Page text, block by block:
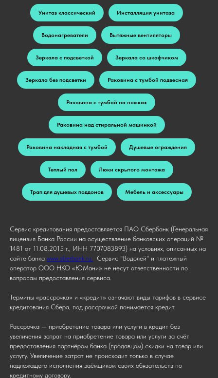
Унитаз классический Инсталляция унитаза
Водонагреватели Вытяжные вентиляторы
Зеркала с подсветкой Зеркала со шкафчиком
Зеркала без подсветки Раковина с тумбой подвесная
Раковина с тумбой на ножках
Раковина над стиральной машинкой
Раковина накладная с тумбой Душевые ограждения
Теплый пол Люки скрытого монтажа
Трап для душевых поддонов Мебель и аксессуары
Сервис кредитования предоставляется ПАО Сбербанк (Генеральная
лицензия Банка России на осуществление банковских операций №
1481 от 11.08.2015 г., ИНН 7707083893) на условиях, описанных на
сайте банка www.sberbank.ru.
Сервис "Водолей" и платежный
оператор ООО НКО «ЮМани» не несут ответственности по
вопросам предоставления сервиса.
Термины «рассрочка» и «кредит» означают виды тарифов в сервисе
кредитования Сбера, под рассрочкой понимается кредит.
Рассрочка — приобретение товара или услуги в кредит без
увеличения затрат на приобретение товара или услуги за счёт
предоставления партнёром банка (продавцом) скидки на товар или
услугу. Увеличение затрат не происходит только в случае
надлежащего исполнения заёмщиком своих обязательств по
кредитному договору.